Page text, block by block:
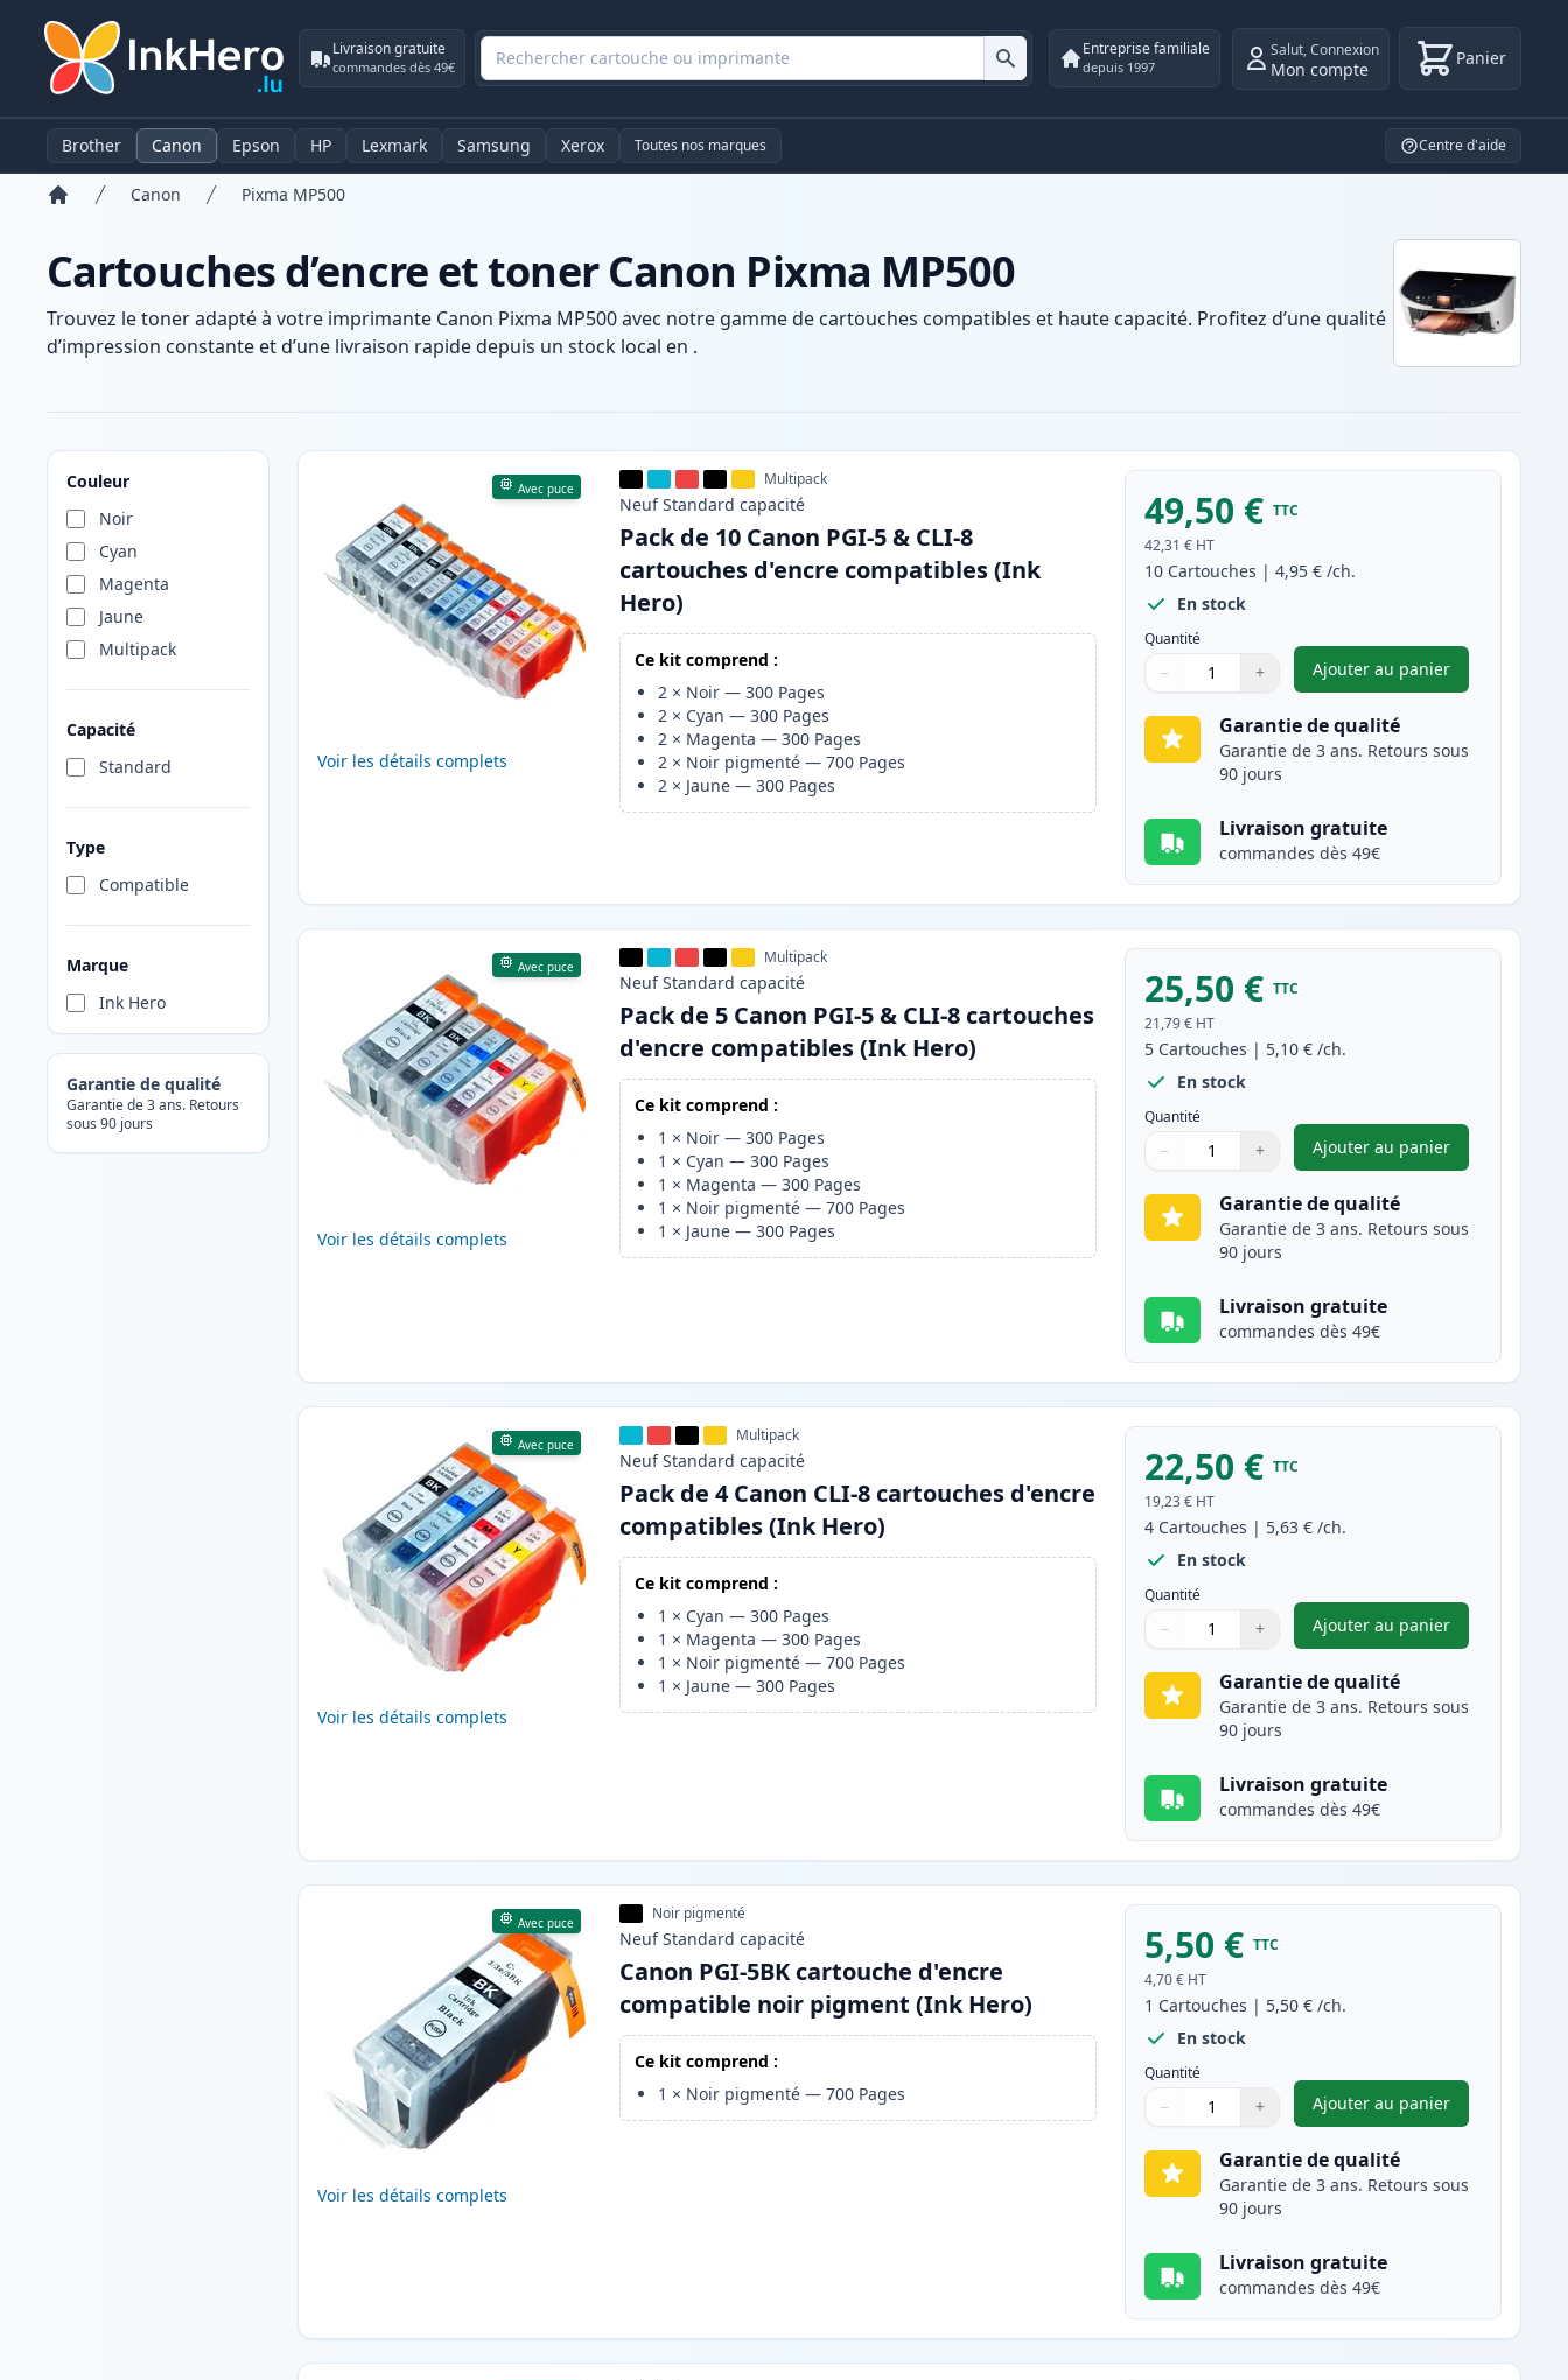
Livraison gratuite
commandes dès 49€
Entreprise familiale
depuis 1997
Salut,Connexion
Mon compte Panier
Brother Canon Epson HP Lexmark Samsung Xerox Toutes nos marques Centre d'aide
Canon Pixma MP500
Cartouches d’encre et toner Canon Pixma MP500
Trouvez le toner adapté à votre imprimante Canon Pixma MP500 avec notre gamme de cartouches compatibles et haute capacité. Profitez d’une qualité
d’impression constante et d’une livraison rapide depuis un stock local en .
Couleur
Noir
Cyan
Magenta
Jaune
Multipack
Capacité
Standard
Type
Compatible
Marque
Ink Hero
Garantie de qualité
Garantie de 3 ans. Retours
sous 90 jours
Produits
Avec puce
Voir les détails complets
Multipack
Neuf Standard capacité
Pack de 10 Canon PGI-5 & CLI-8
cartouches d'encre compatibles (Ink
Hero)
Ce kit comprend :
2 × Noir —300 Pages
2 × Cyan —300 Pages
2 × Magenta —300 Pages
2 × Noir pigmenté —700 Pages
2 × Jaune —300 Pages
49,50 € TTC
42,31 € HT
10 Cartouches |4,95 € /ch.
En stock
Quantité
Quantité
Utilisez les boutons pour ajuster
− +
Quantité
Ajouter au panier
,Pack de 10 Canon
Garantie de qualité
Garantie de 3 ans. Retours sous
90 jours
Livraison gratuite
commandes dès 49€
Avec puce
Voir les détails complets
Multipack
Neuf Standard capacité
Pack de 5 Canon PGI-5 & CLI-8 cartouches
d'encre compatibles (Ink Hero)
Ce kit comprend :
1 × Noir —300 Pages
1 × Cyan —300 Pages
1 × Magenta —300 Pages
1 × Noir pigmenté —700 Pages
1 × Jaune —300 Pages
25,50 € TTC
21,79 € HT
5 Cartouches | 5,10 € /ch.
En stock
Quantité
Quantité
Utilisez les boutons pour ajuster
− +
Quantité
Ajouter au panier
,Pack de 5 Canon
Garantie de qualité
Garantie de 3 ans. Retours sous
90 jours
Livraison gratuite
commandes dès 49€
Avec puce
Voir les détails complets
Multipack
Neuf Standard capacité
Pack de 4 Canon CLI-8 cartouches d'encre
compatibles (Ink Hero)
Ce kit comprend :
1 × Cyan —300 Pages
1 × Magenta —300 Pages
1 × Noir pigmenté —700 Pages
1 × Jaune —300 Pages
22,50 € TTC
19,23 € HT
4 Cartouches | 5,63 € /ch.
En stock
Quantité
Quantité
Utilisez les boutons pour ajuster
− +
Quantité
Ajouter au panier
,Pack de 4 Canon CLI-
Garantie de qualité
Garantie de 3 ans. Retours sous
90 jours
Livraison gratuite
commandes dès 49€
Avec puce
Voir les détails complets
Noir pigmenté
Neuf Standard capacité
Canon PGI-5BK cartouche d'encre
compatible noir pigment (Ink Hero)
Ce kit comprend :
1 × Noir pigmenté —700 Pages
5,50 € TTC
4,70 € HT
1 Cartouches | 5,50 € /ch.
En stock
Quantité
Quantité
Utilisez les boutons pour ajuster
− +
Quantité
Ajouter au panier
,Canon PGI-5BK
Garantie de qualité
Garantie de 3 ans. Retours sous
90 jours
Livraison gratuite
commandes dès 49€